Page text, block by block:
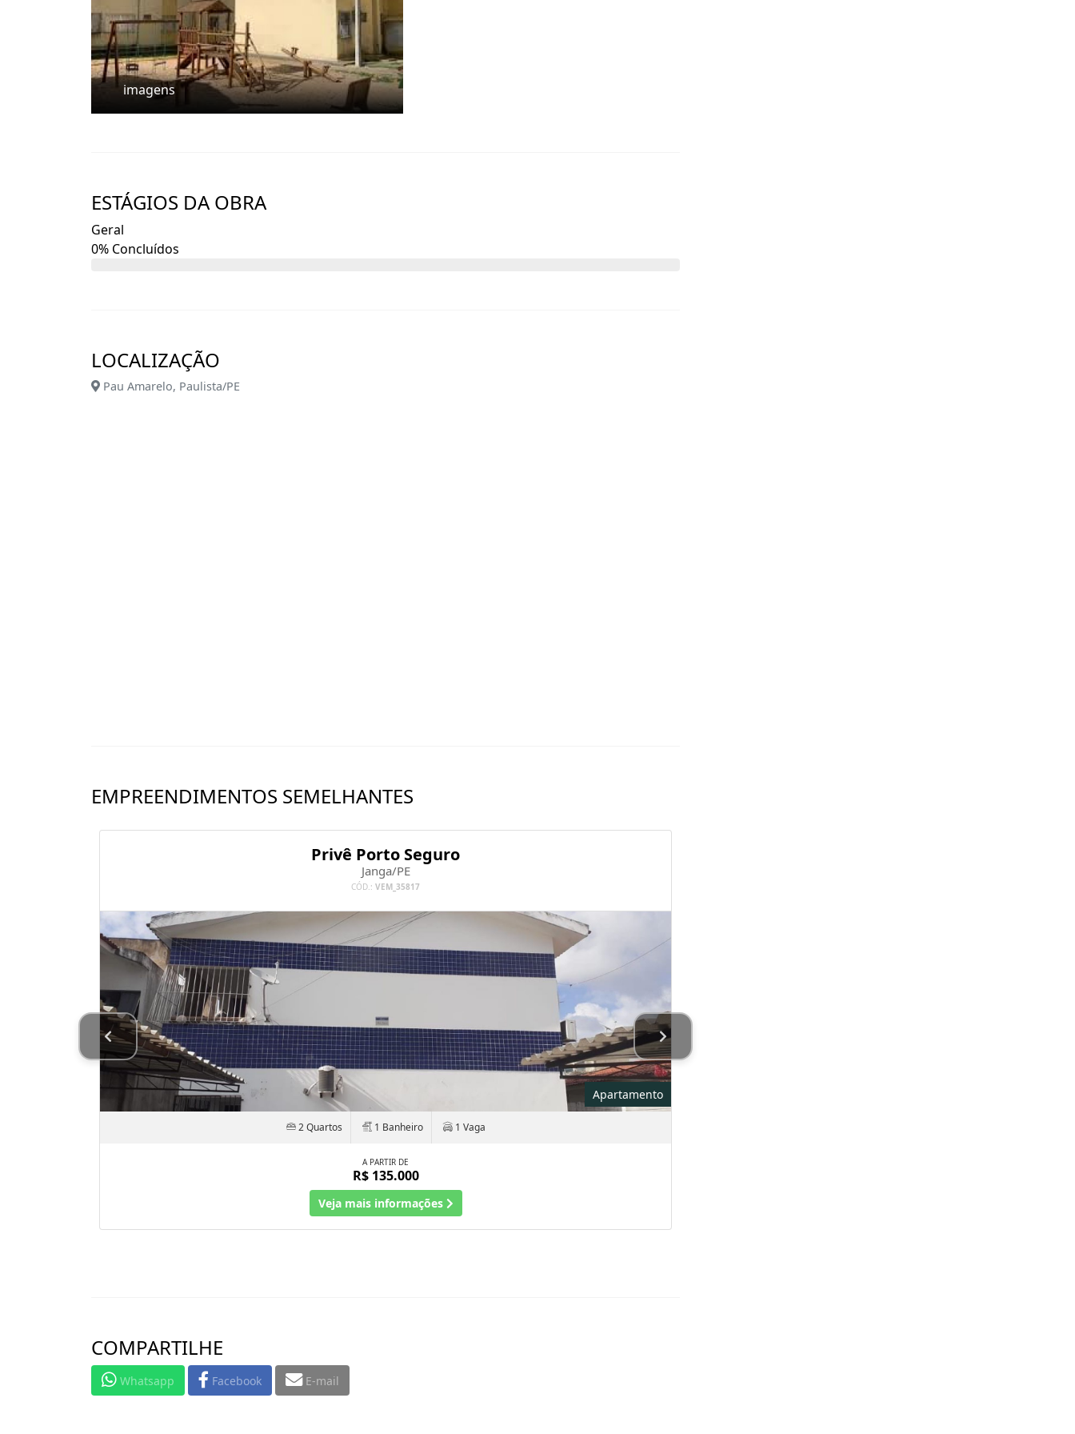
imagens
ESTÁGIOS DA OBRA
Geral
0% Concluídos
LOCALIZAÇÃO
Pau Amarelo, Paulista/PE
EMPREENDIMENTOS SEMELHANTES
Privê Porto Seguro
Janga/PE
CÓD.: VEM_35817
Apartamento
2 Quartos 1 Banheiro 1 Vaga
A PARTIR DE
R$ 135.000
Veja mais informações
COMPARTILHE
Whatsapp Facebook E-mail